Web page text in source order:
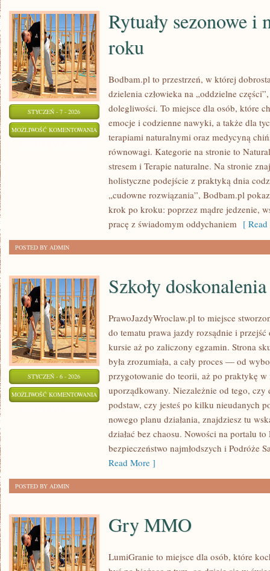
STYCZEŃ - 7 - 2026
MOŻLIWOŚĆ KOMENTOWANIA
SEZONOWE
Rytuały sezonowe i
roku
Bodbam.pl to przestrzeń, w której
dzielenia człowieka na „oddzielne
dolegliwości. To miejsce dla osób, które
emocje i codzienne nawyki, a także dla
terapiami naturalnymi oraz medycyną
równowagi. Kategorie na stronie to
stresem i Terapie naturalne. Na stronie
holistyczne podejście z praktyką dnia
„cudowne rozwiązania”, Bodbam.pl
krok po kroku: poprzez mądre jedzenie,
pracę z świadomym oddychaniem [
POSTED BY ADMIN
STYCZEŃ - 6 - 2026
MOŻLIWOŚĆ KOMENTOWANIA SZKOŁY
DOSKONALENIA
TECHNIKI
JAZDY
Szkoły
PrawoJazdyWroclaw.pl to miejsce
do tematu prawa jazdy rozsądnie i
kursie aż po zaliczony egzamin. Strona
była zrozumiała, a cały proces — od
przygotowanie do teorii, aż po praktykę w
uporządkowany. Niezależnie od tego, czy
podstaw, czy jesteś po kilku nieudanych
nowego planu działania, znajdziesz tu
działać bez chaosu. Nowości na portalu
bezpieczeństwo najmłodszych i Podróże
Read More ]
POSTED BY ADMIN
Gry MMO
LumiGranie to miejsce dla osób, które